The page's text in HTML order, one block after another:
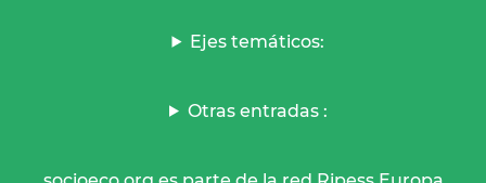
Ejes temáticos:
Otras entradas :